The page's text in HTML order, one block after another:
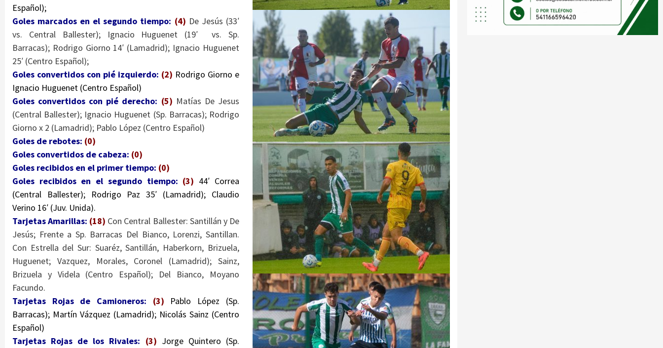
Español);
Goles marcados en el segundo tiempo: (4) De Jesús (33′
vs. Central Ballester); Ignacio Huguenet (19′ vs. Sp.
Barracas); Rodrigo Giorno 14′ (Lamadrid); Ignacio Huguenet
25′ (Centro Español);
Goles convertidos con pié izquierdo: (2) Rodrigo Giorno e
Ignacio Huguenet (Centro Español)
Goles convertidos con pié derecho: (5) Matías De Jesus
(Central Ballester); Ignacio Huguenet (Sp. Barracas); Rodrigo
Giorno x 2 (Lamadrid); Pablo López (Centro Español)
Goles de rebotes: (0)
Goles convertidos de cabeza: (0)
Goles recibidos en el primer tiempo: (0)
Goles recibidos en el segundo tiempo: (3) 44′ Correa
(Central Ballester); Rodrigo Paz 35′ (Lamadrid); Claudio
Verino 16′ (Juv. Unida).
Tarjetas Amarillas: (18) Con Central Ballester: Santillán y De
Jesús; Frente a Sp. Barracas Del Bianco, Lorenzi, Santillan.
Con Estrella del Sur: Suaréz, Santillán, Haberkorn, Brizuela,
Huguenet; Vazquez, Morales, Coronel (Lamadrid); Sainz,
Brizuela y Videla (Centro Español); Del Bianco, Moyano
Facundo.
Tarjetas Rojas de Camioneros:
(3) Pablo López (Sp.
Barracas); Martín Vázquez (Lamadrid); Nicolás Sainz (Centro
Español)
Tarjetas Rojas de los Rivales: (3) Jorge Quintero (Sp.